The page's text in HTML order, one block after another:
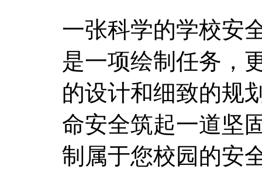
一张科学的学校安
是一项绘制任务，
的设计和细致的规
命安全筑起一道坚
制属于您校园的安